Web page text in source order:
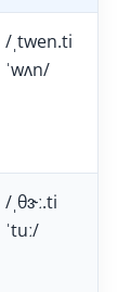
/ˌtwen.ti
ˈwʌn/
/ˌθɝː.ti
ˈtuː/